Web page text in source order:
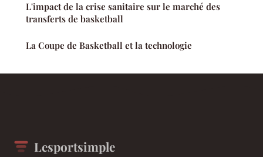
L'impact de la crise sanitaire sur le marché des
transferts de basketball
La Coupe de Basketball et la technologie
Lesportsimple